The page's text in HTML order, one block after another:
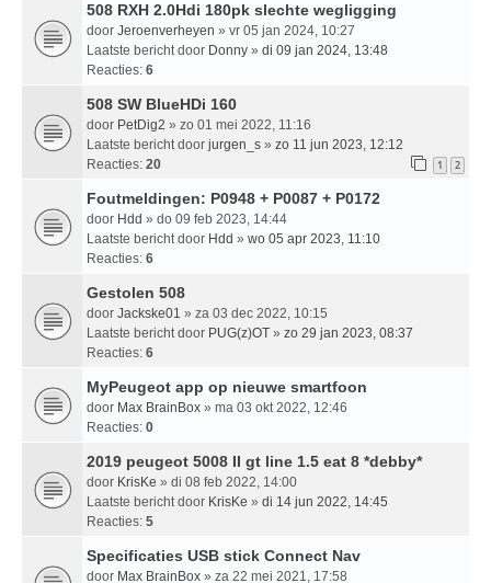
508 RXH 2.0Hdi 180pk slechte wegligging
door Jeroenverheyen » vr 05 jan 2024, 10:27
Laatste bericht door Donny » di 09 jan 2024, 13:48
Reacties: 6
508 SW BlueHDi 160
door PetDig2 » zo 01 mei 2022, 11:16
Laatste bericht door jurgen_s » zo 11 jun 2023, 12:12
Reacties: 20 1 2
Foutmeldingen: P0948 + P0087 + P0172
door Hdd » do 09 feb 2023, 14:44
Laatste bericht door Hdd » wo 05 apr 2023, 11:10
Reacties: 6
Gestolen 508
door Jackske01 » za 03 dec 2022, 10:15
Laatste bericht door PUG(z)OT » zo 29 jan 2023, 08:37
Reacties: 6
MyPeugeot app op nieuwe smartfoon
door Max BrainBox » ma 03 okt 2022, 12:46
Reacties: 0
2019 peugeot 5008 II gt line 1.5 eat 8 *debby*
door KrisKe » di 08 feb 2022, 14:00
Laatste bericht door KrisKe » di 14 jun 2022, 14:45
Reacties: 5
Specificaties USB stick Connect Nav
door Max BrainBox » za 22 mei 2021, 17:58